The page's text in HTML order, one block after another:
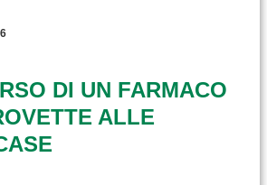
DI UN FARMACO
ALLE